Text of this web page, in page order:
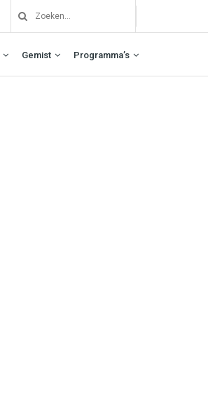
Gemist Programma’s